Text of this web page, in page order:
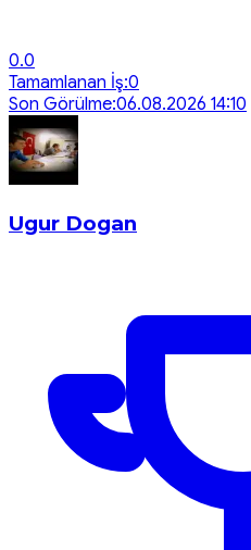
0.0
Tamamlanan İş:0
Son Görülme:06.08.2026 14:10
Ugur Dogan